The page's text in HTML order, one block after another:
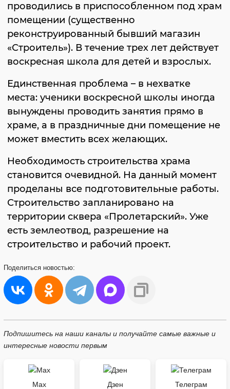
проводились в приспособленном под храм
помещении (существенно
реконструированный бывший магазин
«Строитель»). В течение трех лет действует
воскресная школа для детей и взрослых.
Единственная проблема – в нехватке
места: ученики воскресной школы иногда
вынуждены проводить занятия прямо в
храме, а в праздничные дни помещение не
может вместить всех желающих.
Необходимость строительства храма
становится очевидной. На данный момент
проделаны все подготовительные работы.
Строительство запланировано на
территории сквера «Пролетарский». Уже
есть землеотвод, разрешение на
строительство и рабочий проект.
Поделиться новостью:
Подпишитесь на наши каналы и получайте самые важные и
интересные новости первым
Max Дзен Телеграм